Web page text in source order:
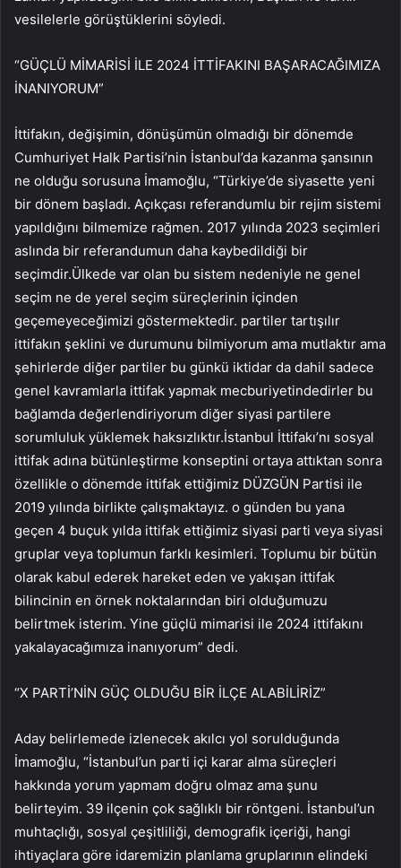
vesilelerle görüştüklerini söyledi.
“GÜÇLÜ MİMARİSİ İLE 2024 İTTİFAKINI BAŞARACAĞIMIZA
İNANIYORUM”
İttifakın, değişimin, dönüşümün olmadığı bir dönemde
Cumhuriyet Halk Partisi’nin İstanbul’da kazanma şansının
ne olduğu sorusuna İmamoğlu, “Türkiye’de siyasette yeni
bir dönem başladı. Açıkçası referandumlu bir rejim sistemi
yapıldığını bilmemize rağmen. 2017 yılında 2023 seçimleri
aslında bir referandumun daha kaybedildiği bir
seçimdir.Ülkede var olan bu sistem nedeniyle ne genel
seçim ne de yerel seçim süreçlerinin içinden
geçemeyeceğimizi göstermektedir. partiler tartışılır
ittifakın şeklini ve durumunu bilmiyorum ama mutlaktır ama
şehirlerde diğer partiler bu günkü iktidar da dahil sadece
genel kavramlarla ittifak yapmak mecburiyetindedirler bu
bağlamda değerlendiriyorum diğer siyasi partilere
sorumluluk yüklemek haksızlıktır.İstanbul İttifakı’nı sosyal
ittifak adına bütünleştirme konseptini ortaya attıktan sonra
özellikle o dönemde ittifak ettiğimiz DÜZGÜN Partisi ile
2019 yılında birlikte çalışmaktayız. o günden bu yana
geçen 4 buçuk yılda ittifak ettiğimiz siyasi parti veya siyasi
gruplar veya toplumun farklı kesimleri. Toplumu bir bütün
olarak kabul ederek hareket eden ve yakışan ittifak
bilincinin en örnek noktalarından biri olduğumuzu
belirtmek isterim. Yine güçlü mimarisi ile 2024 ittifakını
yakalayacağımıza inanıyorum” dedi.
“X PARTİ’NİN GÜÇ OLDUĞU BİR İLÇE ALABİLİRİZ”
Aday belirlemede izlenecek akılcı yol sorulduğunda
İmamoğlu, “İstanbul’un parti içi karar alma süreçleri
hakkında yorum yapmam doğru olmaz ama şunu
belirteyim. 39 ilçenin çok sağlıklı bir röntgeni. İstanbul’un
muhtaçlığı, sosyal çeşitliliği, demografik içeriği, hangi
ihtiyaçlara göre idaremizin planlama gruplarının elindeki